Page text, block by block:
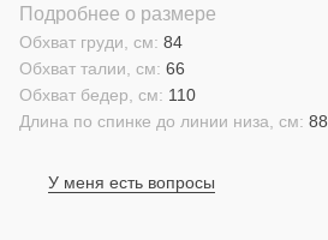
Подробнее о размере
Длина по спинке до линии низа, см: 88
Обхват бедер, см: 110
Обхват талии, см: 66
Обхват груди, см: 84
У меня есть вопросы